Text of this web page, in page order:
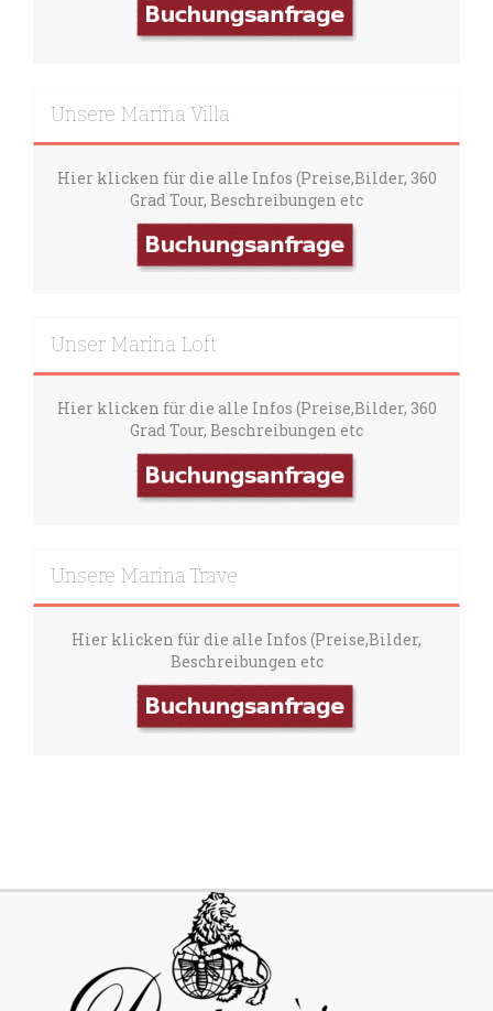
Unsere Marina Villa
Hier klicken für die alle Infos (Preise,Bilder, 360
Grad Tour, Beschreibungen etc
Unser Marina Loft
Hier klicken für die alle Infos (Preise,Bilder, 360
Grad Tour, Beschreibungen etc
Unsere Marina Trave
Hier klicken für die alle Infos (Preise,Bilder,
Beschreibungen etc